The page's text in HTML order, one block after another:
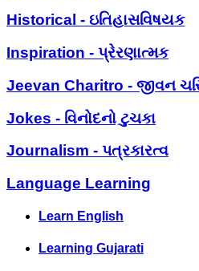
Historical - ઇતિહાસવિષયક
Inspiration - પ્રેરણાત્મક
Jeevan Charitro - જીવન
Jokes - વિનોદનો ટુચકા
Journalism - પત્રકારત્વ
Language Learning
Learn English
Learning Gujarati